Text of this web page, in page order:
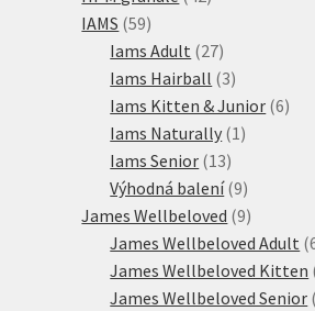
IAMS 5959
produktů
Iams Adult 2727
produktů
Iams Hairball 33
produkty
Iams Kitten & Junior 66
Iams Naturally 1 1
Iams Senior 1313
produktů
Výhodná balení 99
produktů
James Wellbeloved 99
produktů
James Wellbeloved Adult
James Wellbeloved Kitten
James Wellbeloved Senior